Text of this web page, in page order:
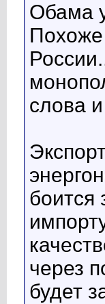
Обама
Похоже
слова
боится
через
будет